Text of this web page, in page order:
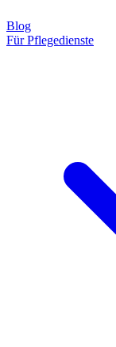
Blog
Für Pflegedienste